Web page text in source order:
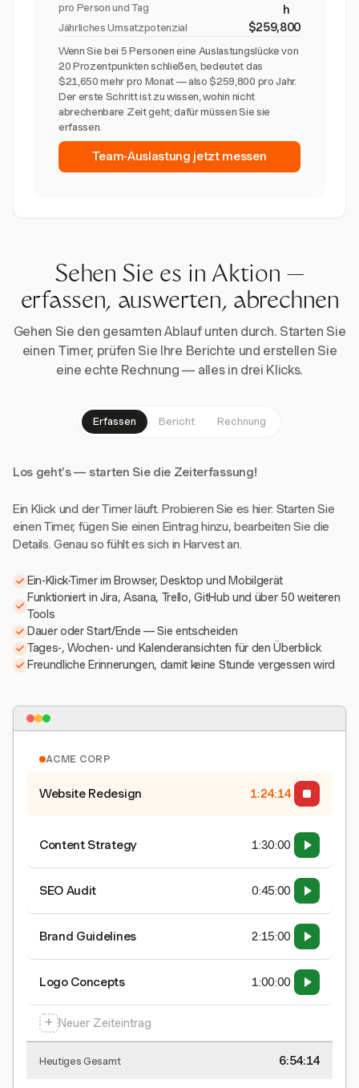
pro Person und Tag
h
Jährliches Umsatzpotenzial $259,800
Wenn Sie bei 5 Personen eine Auslastungslücke von
20 Prozentpunkten schließen, bedeutet das
$21,650 mehr pro Monat — also $259,800 pro Jahr.
Der erste Schritt ist zu wissen, wohin nicht
abrechenbare Zeit geht; dafür müssen Sie sie
erfassen.
Team-Auslastung jetzt messen
Sehen Sie es in Aktion —
erfassen, auswerten, abrechnen
Gehen Sie den gesamten Ablauf unten durch. Starten Sie
einen Timer, prüfen Sie Ihre Berichte und erstellen Sie
eine echte Rechnung — alles in drei Klicks.
Erfassen Bericht Rechnung
Los geht's — starten Sie die Zeiterfassung!
Ein Klick und der Timer läuft. Probieren Sie es hier: Starten Sie
einen Timer, fügen Sie einen Eintrag hinzu, bearbeiten Sie die
Details. Genau so fühlt es sich in Harvest an.
Ein-Klick-Timer im Browser, Desktop und Mobilgerät
Funktioniert in Jira, Asana, Trello, GitHub und über 50 weiteren
Tools
Dauer oder Start/Ende — Sie entscheiden
Tages-, Wochen- und Kalenderansichten für den Überblick
Freundliche Erinnerungen, damit keine Stunde vergessen wird
ACME CORP
Website Redesign 1:24:15
Content Strategy 1:30:00
SEO Audit 0:45:00
Brand Guidelines 2:15:00
Logo Concepts 1:00:00
+ Neuer Zeiteintrag
Heutiges Gesamt 6:54:15